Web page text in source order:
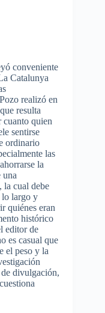
conveniente
Catalunya
realizó en
resulta
cuanto quien
sentirse
ordinario
las
la
una
la cual debe
lo largo y
quiénes eran
histórico
editor de
es casual que
el peso y la
divulgación,